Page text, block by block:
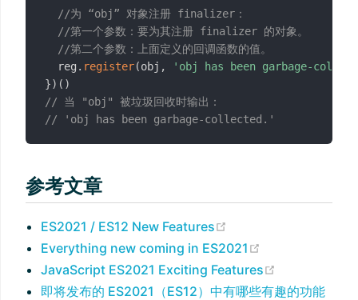
//为 “obj” 对象注册 finalizer：
//第一个参数：要为其注册 finalizer 的对象。
//第二个参数：上面定义的回调函数的值。
  reg
. register(obj ,
'obj has been garbage-
}) ( )
// 当 "obj" 被垃圾回收时输出：
// 'obj has been garbage-collected.'
参考文章
ES2021 / ES12 New Features
Everything new coming in ES2021
JavaScript ES2021 Exciting Features
即将发布的 ES2021（ES12）中有哪些有趣的功能